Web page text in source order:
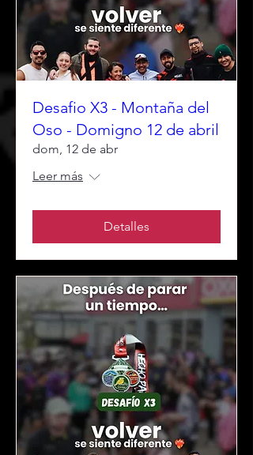
Desafio X3 - Montaña del
Oso - Domigno 12 de abril
dom, 12 de abr
Leer más
Detalles